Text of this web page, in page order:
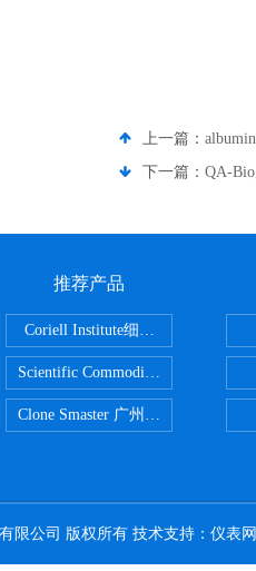
上一篇：
下一篇： QA-
推荐产品
Scientific CommoditiesPE管 广州
Clone Smaster 广州鸿程代理
限公司 版权所有 技术支持： 仪表网